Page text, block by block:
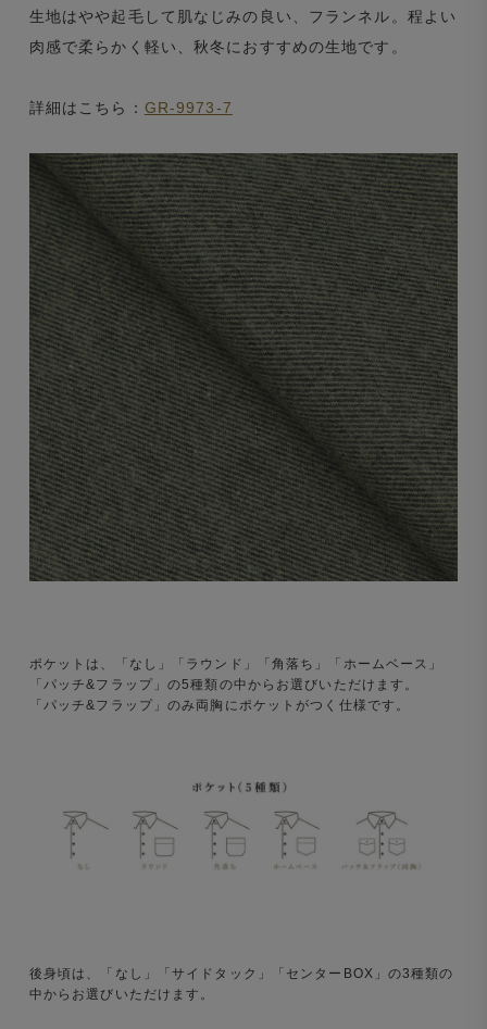
生地はやや起毛して肌なじみの良い、フランネル。程よい
肉感で柔らかく軽い、秋冬におすすめの生地です。
詳細はこちら： GR-9973-7
ポケットは、「なし」「ラウンド」「角落ち」「ホームベース」
「パッチ&フラップ」の5種類の中からお選びいただけます。
「パッチ&フラップ」のみ両胸にポケットがつく仕様です。
後身頃は、「なし」「サイドタック」「センターBOX」の3種類の
中からお選びいただけます。